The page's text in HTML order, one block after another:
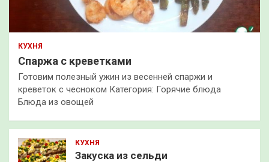
КУХНЯ
Спаржа с креветками
Готовим полезный ужин из весенней спаржи и
креветок с чесноком Категория: Горячие блюда
Блюда из овощей
КУХНЯ
Закуска из сельди